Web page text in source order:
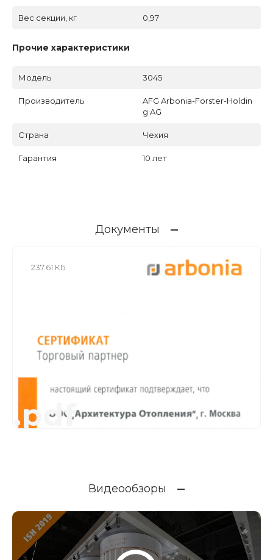
Вес секции, кг 0,97
Прочие характеристики
Модель 3045
Производитель
AFG Arbonia-Forster-Holdin
g AG
Страна Чехия
Гарантия 10 лет
Документы
237.61 КБ
.pdf
Видеообзоры